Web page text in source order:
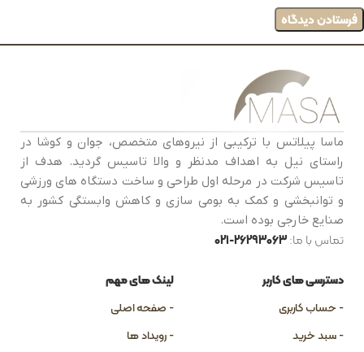
ماسا پیلاتس با ترکیبی از نیروهای متخصص، جوان و کوشا در
راستای نیل به اهداف مدنظر و والا تاسیس گردید. هدف از
تاسیس شرکت در مرحله اول طراحی و ساخت دستگاه های ورزشی
و توانبخشی و کمک به بومی سازی و کاهش وابستگی کشور به
صنایع خارجی بوده است.
تماس با ما:26293063-021
دسترسی های کاربر
- حساب کاربری
- سبد خرید
لینک های مهم
- صفحه اصلی
- رویداد ها